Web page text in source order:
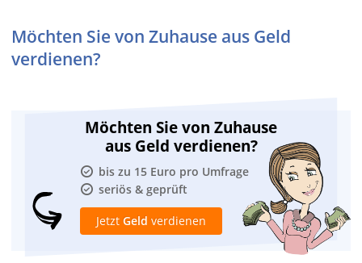
Möchten Sie von Zuhause aus Geld
verdienen?
Möchten Sie von Zuhause
aus Geld verdienen?
bis zu 15 Euro pro Umfrage
seriös & geprüft
Jetzt Geld verdienen